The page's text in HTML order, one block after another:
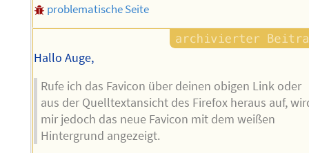
problematische Seite
Hallo Auge,
Rufe ich das Favicon über deinen obigen Link oder
aus der Quelltextansicht des Firefox heraus auf,
mir jedoch das neue Favicon mit dem weißen
Hintergrund angezeigt.